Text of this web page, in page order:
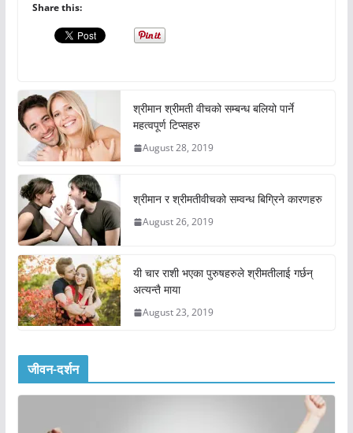
Share this:
श्रीमान श्रीमती वीचको सम्बन्ध बलियो पार्ने
महत्वपूर्ण टिप्सहरु
August 28, 2019
श्रीमान र श्रीमतीवीचको सम्वन्ध बिग्रिने कारणहरु
August 26, 2019
यी चार राशी भएका पुरुषहरुले श्रीमतीलाई गर्छन्
अत्यन्तै माया
August 23, 2019
जीवन-दर्शन